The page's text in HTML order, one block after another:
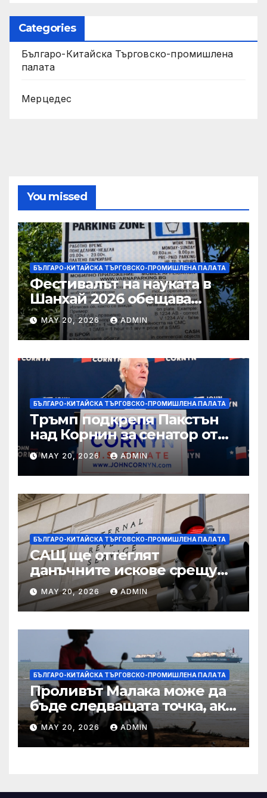
Categories
Българо-Китайска Търговско-промишлена
палaта
Мерцедес
You missed
БЪЛГАРО-КИТАЙСКА ТЪРГОВСКО-ПРОМИШЛЕНА ПАЛAТА
Фестивалът на науката в
Шанхай 2026 обещава
вълнуващи научно-
технологични иновации
MAY 20, 2026 ADMIN
БЪЛГАРО-КИТАЙСКА ТЪРГОВСКО-ПРОМИШЛЕНА ПАЛAТА
Тръмп подкрепя Пакстън
над Корнин за сенатор от
Тексас в шокираща
подкрепа
MAY 20, 2026 ADMIN
БЪЛГАРО-КИТАЙСКА ТЪРГОВСКО-ПРОМИШЛЕНА ПАЛAТА
САЩ ще оттеглят
данъчните искове срещу
Тръмп „завинаги“ в
сделката за съдебно дело с
IRS
MAY 20, 2026 ADMIN
БЪЛГАРО-КИТАЙСКА ТЪРГОВСКО-ПРОМИШЛЕНА ПАЛAТА
Проливът Малака може да
бъде следващата точка, ако
Азия не внимава
MAY 20, 2026 ADMIN